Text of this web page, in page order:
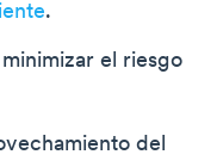
.
el riesgo
del